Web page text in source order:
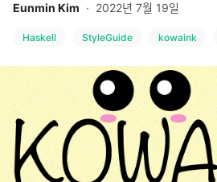
Eunmin Kim · 2022년 7월 19일
Haskell StyleGuide kowaink